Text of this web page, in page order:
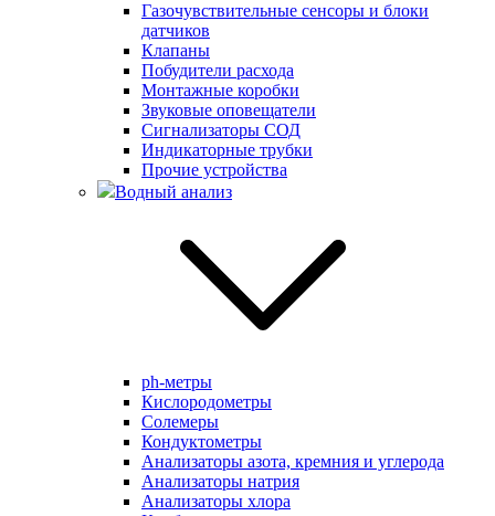
Газочувствительные сенсоры и блоки
датчиков
Клапаны
Побудители расхода
Монтажные коробки
Звуковые оповещатели
Сигнализаторы СОД
Индикаторные трубки
Прочие устройства
Водный анализ
ph-метры
Кислородометры
Солемеры
Кондуктометры
Анализаторы азота, кремния и углерода
Анализаторы натрия
Анализаторы хлора